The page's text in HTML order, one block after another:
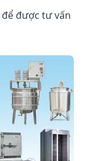
để được tư vấn